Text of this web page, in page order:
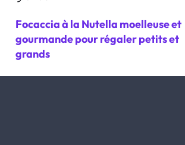
Focaccia à la Nutella moelleuse et
gourmande pour régaler petits et
grands